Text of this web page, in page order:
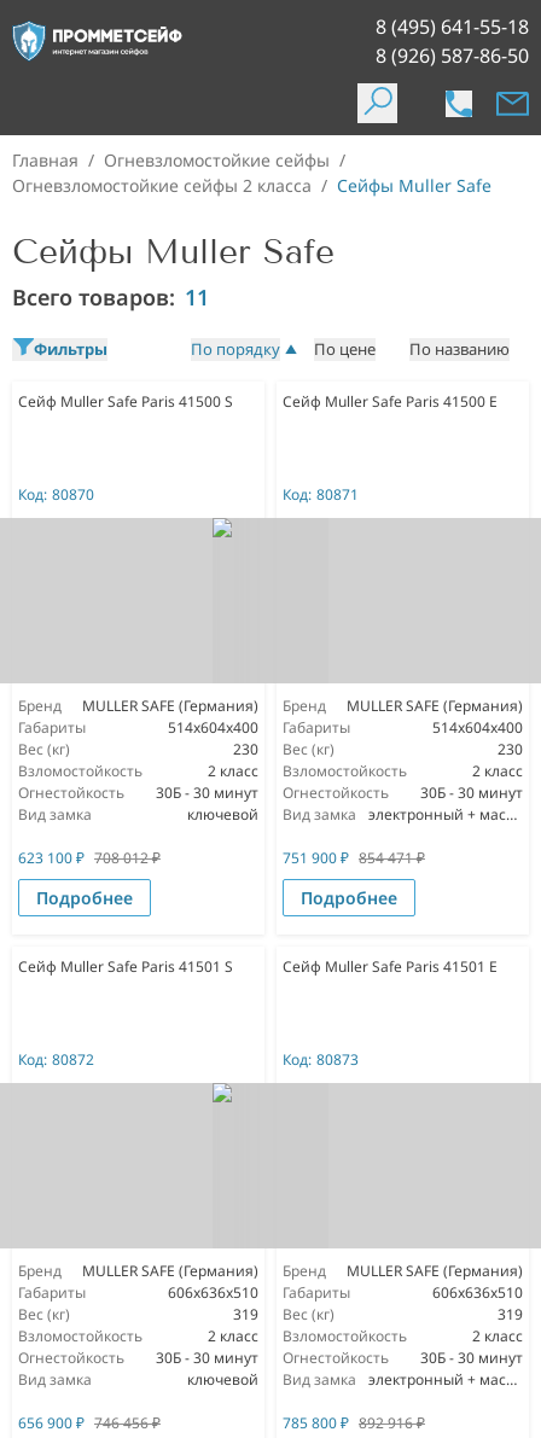
8 (495) 641-55-18
8 (926) 587-86-50
Главная / Огневзломостойкие сейфы /
Огневзломостойкие сейфы 2 класса / Сейфы Muller Safe
Сейфы Muller Safe
Всего товаров: 11
Фильтры По порядку По цене По названию
Сейф Muller Safe Paris 41500 S
Код: 80870
Бренд
MULLER SAFE (Германия)
Габариты
514x604x400
Вес (кг)
230
Взломостойкость
2 класс
Огнестойкость
30Б - 30 минут
Вид замка
ключевой
623 100₽ 708 012₽
Подробнее
Сейф Muller Safe Paris 41500 E
Код: 80871
Бренд
MULLER SAFE (Германия)
Габариты
514x604x400
Вес (кг)
230
Взломостойкость
2 класс
Огнестойкость
30Б - 30 минут
Вид замка
электронный + мастер ключ
751 900₽ 854 471₽
Подробнее
Сейф Muller Safe Paris 41501 S
Код: 80872
Бренд
MULLER SAFE (Германия)
Габариты
606x636x510
Вес (кг)
319
Взломостойкость
2 класс
Огнестойкость
30Б - 30 минут
Вид замка
ключевой
656 900₽ 746 456₽
Сейф Muller Safe Paris 41501 E
Код: 80873
Бренд
MULLER SAFE (Германия)
Габариты
606x636x510
Вес (кг)
319
Взломостойкость
2 класс
Огнестойкость
30Б - 30 минут
Вид замка
электронный + мастер ключ
785 800₽ 892 916₽